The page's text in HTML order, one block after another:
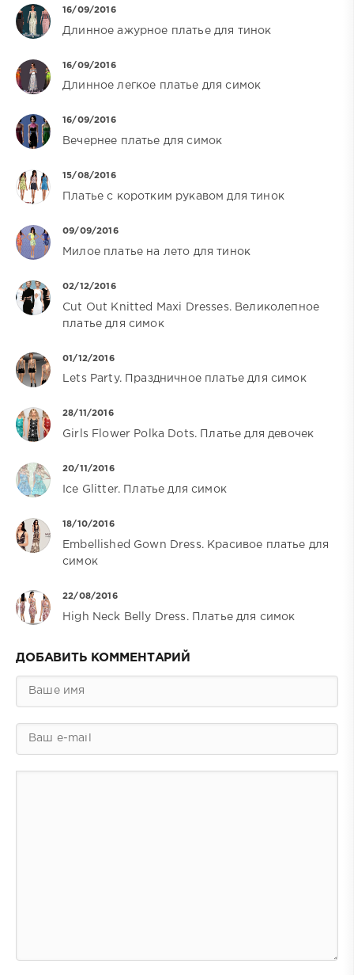
16/09/2016
Длинное ажурное платье для тинок
16/09/2016
Длинное легкое платье для симок
16/09/2016
Вечернее платье для симок
15/08/2016
Платье с коротким рукавом для тинок
09/09/2016
Милое платье на лето для тинок
02/12/2016
Cut Out Knitted Maxi Dresses. Великолепное
платье для симок
01/12/2016
Lets Party. Праздничное платье для симок
28/11/2016
Girls Flower Polka Dots. Платье для девочек
20/11/2016
Ice Glitter. Платье для симок
18/10/2016
Embellished Gown Dress. Красивое платье для
симок
22/08/2016
High Neck Belly Dress. Платье для симок
ДОБАВИТЬ КОММЕНТАРИЙ